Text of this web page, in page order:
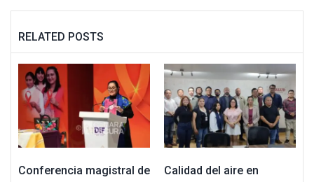
RELATED POSTS
Conferencia magistral de
Calidad del aire en